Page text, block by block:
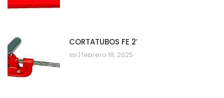
CORTATUBOS FE 2′
xsi febrero 18, 2025